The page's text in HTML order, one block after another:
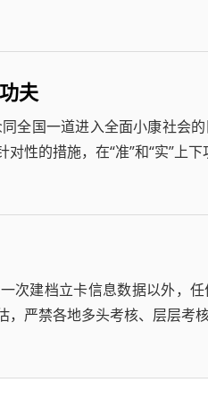
夫
全国一道进入全面小康社会
性的措施，在“准”和“实”上
次建档立卡信息数据以外，
严禁各地多头考核、层层考核